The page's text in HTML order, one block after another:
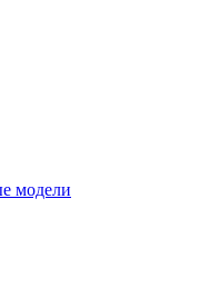
модели